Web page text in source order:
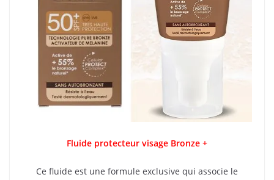
Fluide protecteur visage Bronze +
Ce fluide est une formule exclusive qui associe le